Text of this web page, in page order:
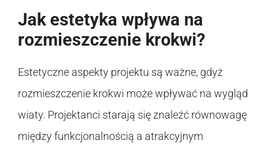
Jak estetyka wpływa na
rozmieszczenie krokwi?
Estetyczne aspekty projektu są ważne, gdyż
rozmieszczenie krokwi może wpływać na wygląd
wiaty. Projektanci starają się znaleźć równowagę
między funkcjonalnością a atrakcyjnym